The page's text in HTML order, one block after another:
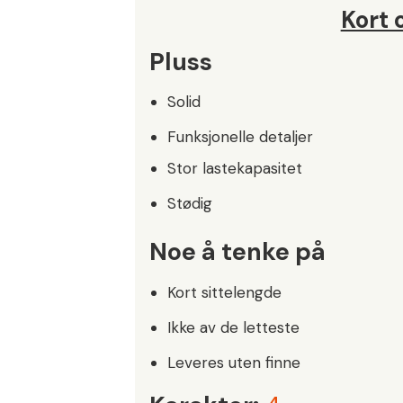
Kort
Pluss
Solid
Funksjonelle detaljer
Stor lastekapasitet
Stødig
Noe å tenke på
Kort sittelengde
Ikke av de letteste
Leveres uten finne